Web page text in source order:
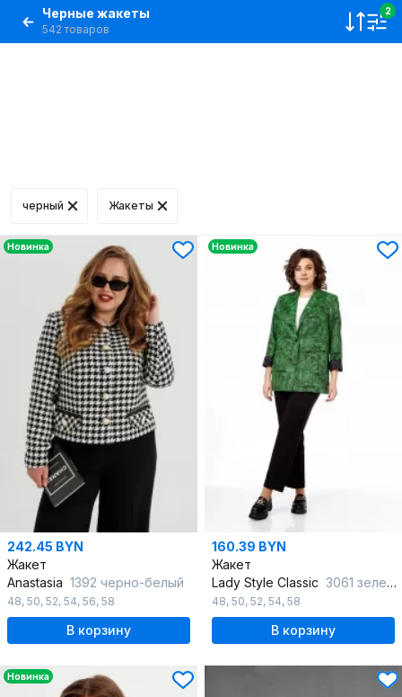
Черные жакеты
542 товаров
2
черный Жакеты
Новинка
242.45 BYN
Жакет
Anastasia 1392 черно-белый
48, 50, 52, 54, 56, 58
В корзину
Новинка
160.39 BYN
Жакет
Lady Style Classic 3061 зеленый_с_черным
48, 50, 52, 54, 58
В корзину
Новинка